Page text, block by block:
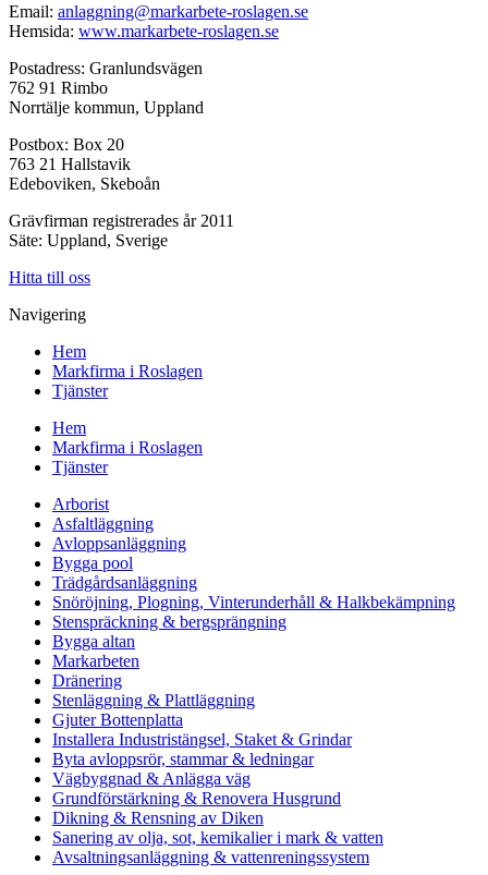
Email: anlaggning@markarbete-roslagen.se
Hemsida: www.markarbete-roslagen.se
Postadress: Granlundsvägen
762 91 Rimbo
Norrtälje kommun, Uppland
Postbox: Box 20
763 21 Hallstavik
Edeboviken, Skeboån
Grävfirman registrerades år 2011
Säte: Uppland, Sverige
Hitta till oss
Navigering
Hem
Markfirma i Roslagen
Tjänster
Hem
Markfirma i Roslagen
Tjänster
Arborist
Asfaltläggning
Avloppsanläggning
Bygga pool
Trädgårdsanläggning
Snöröjning, Plogning, Vinterunderhåll & Halkbekämpning
Stenspräckning & bergsprängning
Bygga altan
Markarbeten
Dränering
Stenläggning & Plattläggning
Gjuter Bottenplatta
Installera Industristängsel, Staket & Grindar
Byta avloppsrör, stammar & ledningar
Vägbyggnad & Anlägga väg
Grundförstärkning & Renovera Husgrund
Dikning & Rensning av Diken
Sanering av olja, sot, kemikalier i mark & vatten
Avsaltningsanläggning & vattenreningssystem